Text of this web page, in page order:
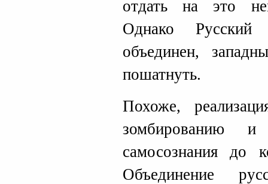
отдать на это
Однако
объединен,
пошатнуть.
Похоже,
зомбированию и
самосознания до
Объединение